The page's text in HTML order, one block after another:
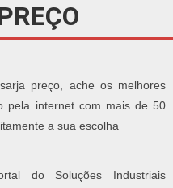
preço, ache os melhores
pela internet com mais de 50
a sua escolha
do Soluções Industriais